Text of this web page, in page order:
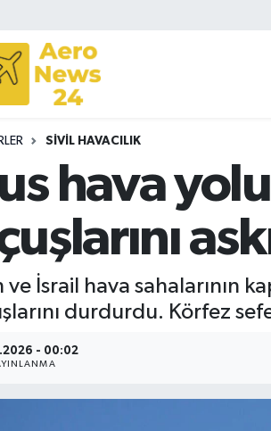
SIVIL HAVACILIK
hava
ve İsrail hava sahalarının
durdurdu. Körfez
- 00:02